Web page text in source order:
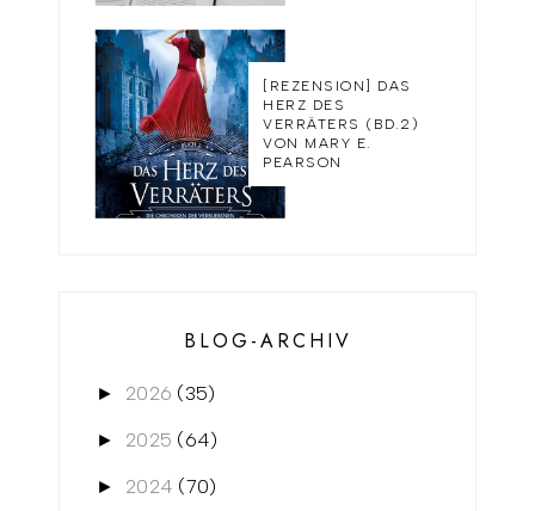
[REZENSION] DAS
HERZ DES
VERRÄTERS (BD.2)
VON MARY E.
PEARSON
BLOG-ARCHIV
► 2026 (35)
► 2025 (64)
► 2024 (70)